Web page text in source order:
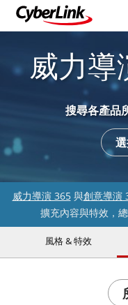
威力導
搜尋各產品
威力導演 365與創意導演
擴充內容與特效，
風格 & 特效